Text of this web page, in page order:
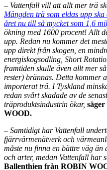
– Vattenfall vill att allt mer trä
Mängden trä som eldas upp
året nu till så mycket som 1,6
ökning med 1600 procent! Allt
upp. Redan nu kommer det
upp direkt från skogen, en
energiskogsodling, Short
framtiden skulle även allt mer
rester) brännas. Detta kommer
importerat trä. I Tyskland
redan svårt skadade av de
träproduktsindustrin ökar,
WOOD.
– Samtidigt har Vattenfall
fjärrvärmenätverk och
måste nu finna en bättre väg
och arter, medan Vattenfall har
Ballenthien från ROBIN